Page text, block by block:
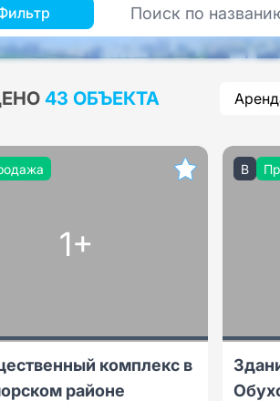
43 ОБЪЕКТА
1+
комплекс в
районе
B